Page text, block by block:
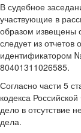
В судебное
участвующие в
образом извещены
следует из
идентификатором
80401311026585.
Согласно части 5
кодекса
дело в отсутствие
дела.